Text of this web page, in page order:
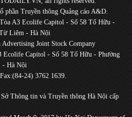
phần Truyền thông Quảng cáo A&D.
A3 Ecolife Capitol - Số 58 Tố Hữu -
Liêm - Hà Nội
Joint Stock Company
Ecolife Capitol - Số 58 Tố Hữu - Phường
- Hà Nội
24) 3762 1639.
Thông tin và Truyền thông Hà Nội cấp